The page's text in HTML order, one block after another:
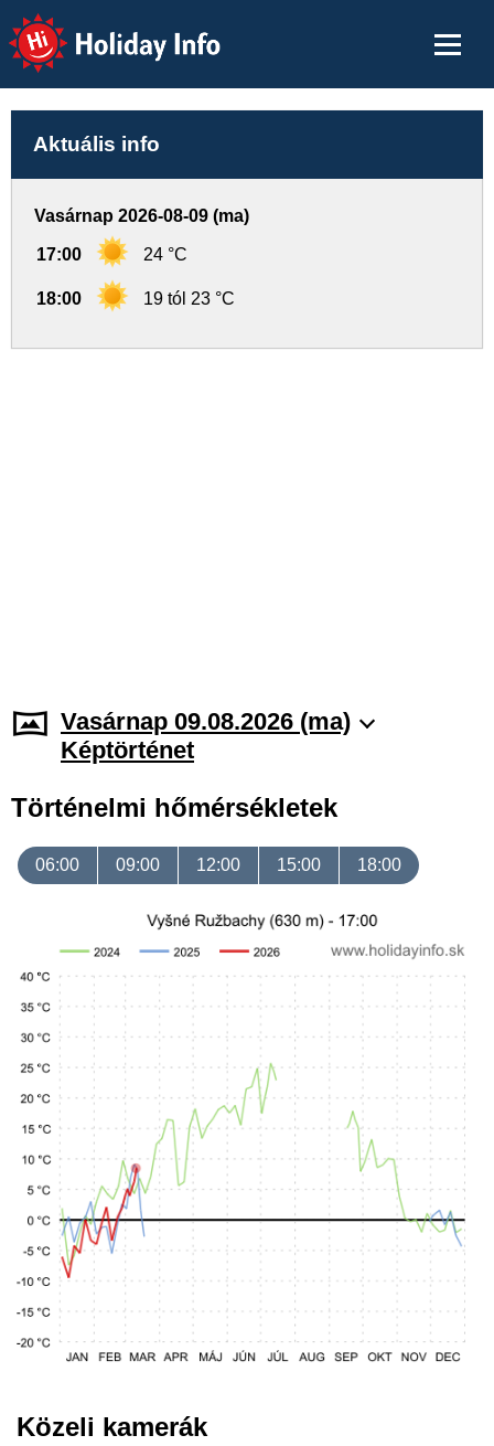
Holiday Info
Aktuális info
Vasárnap 2026-08-09 (ma)
17:00 24 °C
18:00 19 tól 23 °C
Vasárnap 09.08.2026 (ma)
Képtörténet
Történelmi hőmérsékletek
06:00 09:00 12:00 15:00 18:00
Közeli kamerák